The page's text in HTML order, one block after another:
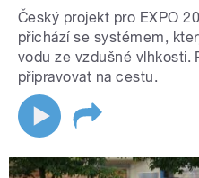
Český projekt pro EXPO
přichází se systémem,
vodu ze vzdušné vlhkosti.
připravovat na cestu.